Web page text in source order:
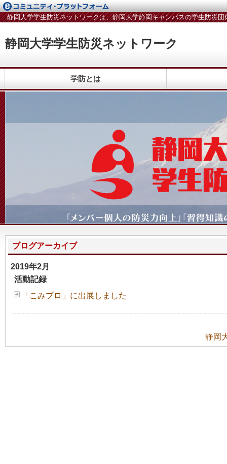
静岡大学学生防災ネットワーク
静岡大学学生防災ネットワークは、静岡大学静岡キャンパスの学生防災
学防とは
ブログアーカイブ
2019年2月
活動記録
「こみプロ」に出展しました
静岡